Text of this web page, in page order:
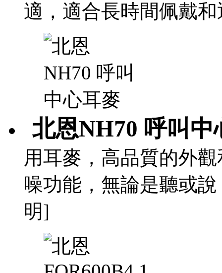
適，適合長時間佩戴
北恩NH70 呼叫中
用耳麥，高品質的外
噪功能，無論是聽或
明]